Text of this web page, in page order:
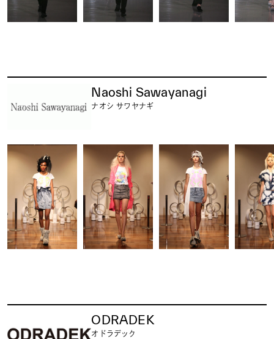
Naoshi Sawayanagi
ナオシ サワヤナギ
ODRADEK
オドラデック